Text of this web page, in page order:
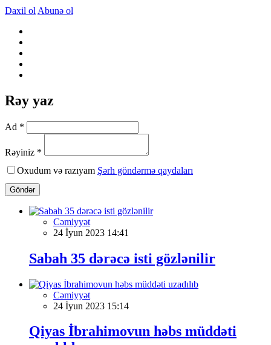
Daxil ol Abunə ol
Rəy yaz
Ad *
Rəyiniz *
Oxudum və razıyam Şərh göndərmə qaydaları
Göndər
Cəmiyyət
24 İyun 2023 14:41
Sabah 35 dərəcə isti gözlənilir
Cəmiyyət
24 İyun 2023 15:14
Qiyas İbrahimovun həbs müddəti